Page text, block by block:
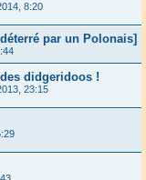
8:20
par un Polonais]
didgeridoos !
23:15